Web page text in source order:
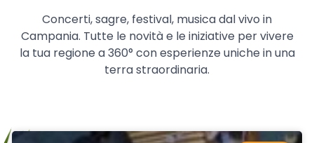
Concerti, sagre, festival, musica dal vivo in
Campania. Tutte le novità e le iniziative per vivere
la tua regione a 360° con esperienze uniche in una
terra straordinaria.